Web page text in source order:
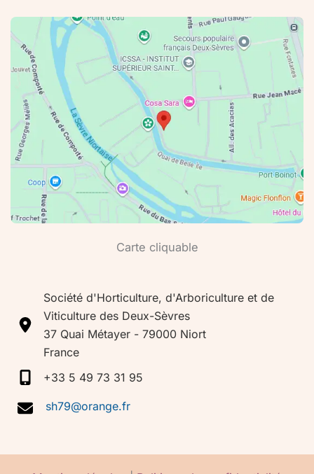
Carte cliquable
Société d'Horticulture, d'Arboriculture et de
Viticulture des Deux-Sèvres
37 Quai Métayer - 79000 Niort
France
+33 5 49 73 31 95
sh79@orange.fr